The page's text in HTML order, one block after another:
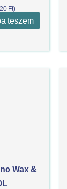
Ft)
teszem
Wax &